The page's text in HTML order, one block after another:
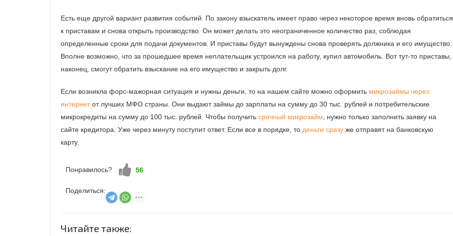
Есть еще другой вариант развития событий. По закону взыскатель имеет право через некоторое время вновь обратиться
к приставам и снова открыть производство. Он может делать это неограниченное количество раз, соблюдая
определенные сроки для подачи документов. И приставы будут вынуждены снова проверять должника и его имущество.
Вполне возможно, что за прошедшее время неплательщик устроился на работу, купил автомобиль. Вот тут-то приставы,
наконец, смогут обратить взыскание на его имущество и закрыть долг.
Если возникла форс-мажорная ситуация и нужны деньги, то на нашем сайте можно оформить микрозаймы через
интернетот лучших МФО страны. Они выдают займы до зарплаты на сумму до 30 тыс. рублей и потребительские
микрокредиты на сумму до 100 тыс. рублей. Чтобы получить срочный микрозайм , нужно только заполнить заявку на
сайте кредитора. Уже через минуту поступит ответ. Если все в порядке, то деньги сразу же отправят на банковскую
карту.
Понравилось? Нравится!
56
Поделиться:
Читайте также: